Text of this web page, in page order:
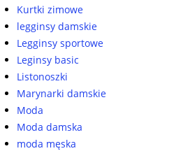
Kurtki zimowe
legginsy damskie
Legginsy sportowe
Leginsy basic
Listonoszki
Marynarki damskie
Moda
Moda damska
moda męska